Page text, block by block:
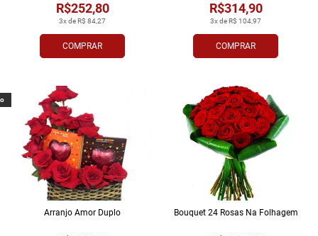
COMPRAR
3x de R$ 84,27
R$252,80
COMPRAR
3x de R$ 104,97
R$314,90
Arranjo Amor Duplo Bouquet 24 Rosas Na Folhagem